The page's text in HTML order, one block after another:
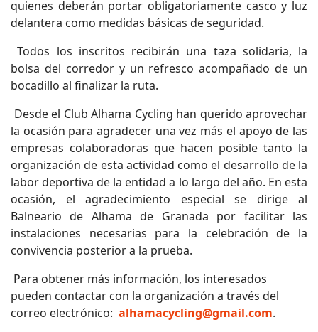
quienes deberán portar obligatoriamente casco y luz
delantera como medidas básicas de seguridad.
Todos los inscritos recibirán una taza solidaria, la
bolsa del corredor y un refresco acompañado de un
bocadillo al finalizar la ruta.
Desde el Club Alhama Cycling han querido aprovechar
la ocasión para agradecer una vez más el apoyo de las
empresas colaboradoras que hacen posible tanto la
organización de esta actividad como el desarrollo de la
labor deportiva de la entidad a lo largo del año. En esta
ocasión, el agradecimiento especial se dirige al
Balneario de Alhama de Granada por facilitar las
instalaciones necesarias para la celebración de la
convivencia posterior a la prueba.
Para obtener más información, los interesados
pueden contactar con la organización a través del
correo electrónico: alhamacycling@gmail.com.